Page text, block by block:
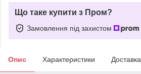
Що таке купити з Пром?
Замовлення під захистом
Опис Характеристики Доставка